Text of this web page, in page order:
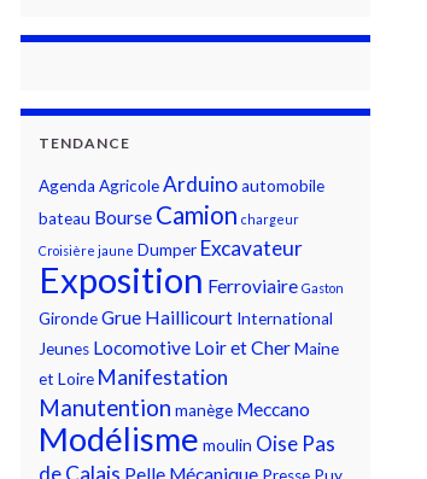
TENDANCE
Agenda AgricoleArduinoautomobile
bateau Bourse Camion chargeur
Croisière jaune Dumper Excavateur
Exposition Ferroviaire Gaston
GirondeGrue Haillicourt International
Jeunes Locomotive Loir et CherMaine
et Loire Manifestation
Manutention manège Meccano
Modélisme moulin Oise Pas
de Calais Pelle Mécanique Presse Puy